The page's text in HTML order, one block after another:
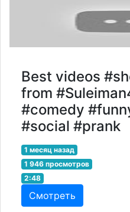
Best videos
from
#comedy
#social #prank
1 месяц назад
1 946 просмотров
2:48
Смотреть